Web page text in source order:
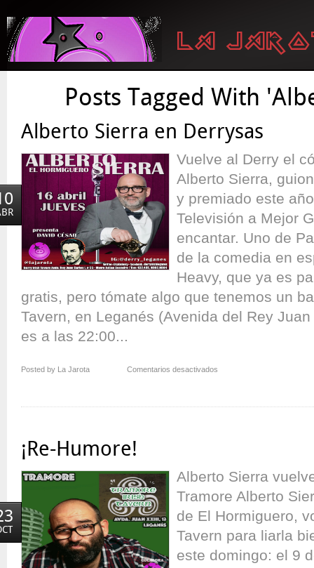
Posts Tagged With
Alberto Sierra en Derrysas
Vuelve al Derry el
Alberto Sierra,
y premiado este
Televisión a Mejor
encantar. Uno de
de la comedia en
Heavy, que ya es
gratis, pero tómate algo que tenemos un
Tavern, en Leganés (Avenida del Rey
es a las 22:00...
Posted by La Jarota Comentarios desactivados
en
¡Re-Humore!
Alberto Sierra
Tramore Alberto
de El Hormiguero,
Tavern para liarla
este domingo: el 9